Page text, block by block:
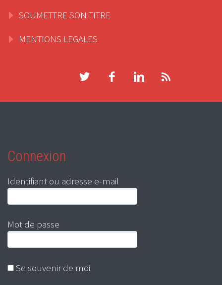
SOUMETTRE SON TITRE
MENTIONS LEGALES
Connexion
Identifiant ou adresse e-mail
Mot de passe
Se souvenir de moi